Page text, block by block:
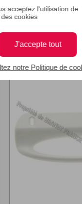
acceptez l'utilisation de
cookies
J'accepte tout
notre Politique de